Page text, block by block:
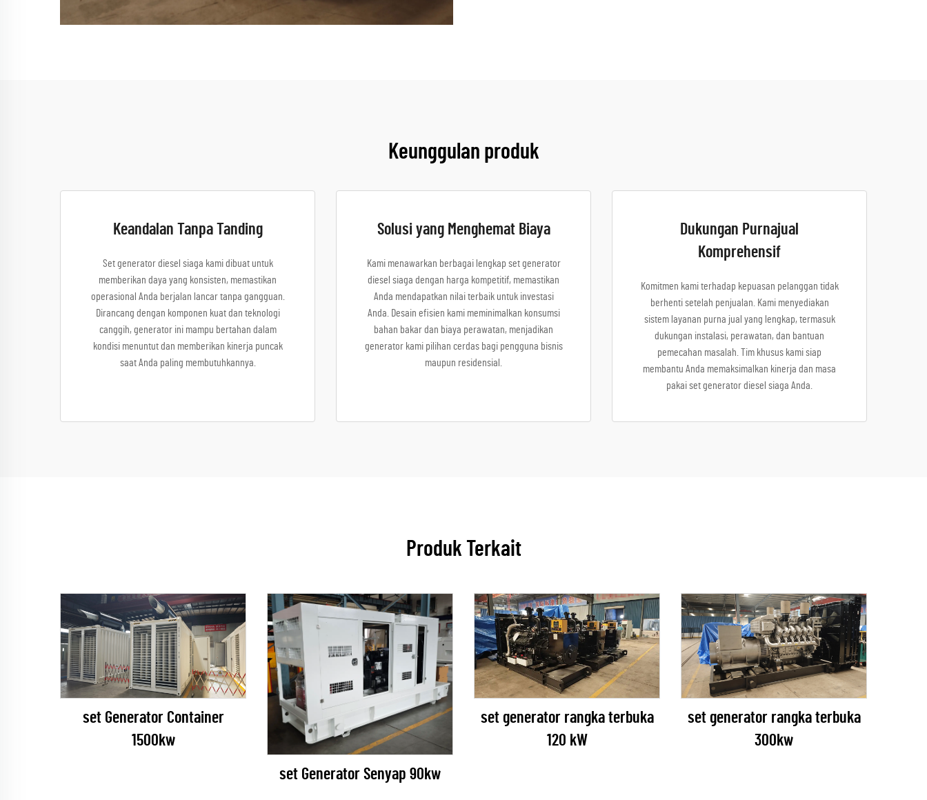
Keunggulan produk
Keandalan Tanpa Tanding
Set generator diesel siaga kami dibuat untuk
memberikan daya yang konsisten, memastikan
operasional Anda berjalan lancar tanpa gangguan.
Dirancang dengan komponen kuat dan teknologi
canggih, generator ini mampu bertahan dalam
kondisi menuntut dan memberikan kinerja puncak
saat Anda paling membutuhkannya.
Solusi yang Menghemat Biaya
Kami menawarkan berbagai lengkap set generator
diesel siaga dengan harga kompetitif, memastikan
Anda mendapatkan nilai terbaik untuk investasi
Anda. Desain efisien kami meminimalkan konsumsi
bahan bakar dan biaya perawatan, menjadikan
generator kami pilihan cerdas bagi pengguna bisnis
maupun residensial.
Dukungan Purnajual
Komprehensif
Komitmen kami terhadap kepuasan pelanggan tidak
berhenti setelah penjualan. Kami menyediakan
sistem layanan purna jual yang lengkap, termasuk
dukungan instalasi, perawatan, dan bantuan
pemecahan masalah. Tim khusus kami siap
membantu Anda memaksimalkan kinerja dan masa
pakai set generator diesel siaga Anda.
Produk Terkait
set Generator Container
1500kw
set Generator Senyap 90kw
set generator rangka terbuka
120 kW
set generator rangka terbuka
300kw